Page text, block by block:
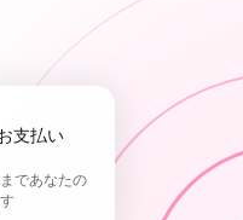
お支払い
であなたの